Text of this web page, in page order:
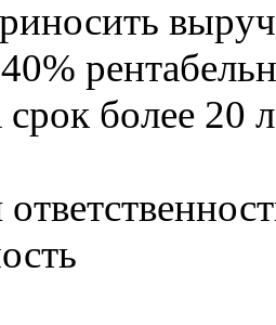
более 20